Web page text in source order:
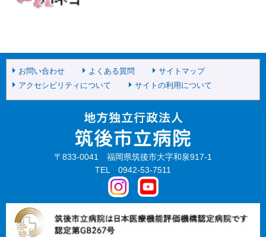
お問い合わせ よくある質問
サイトマップ
アクセシビリティについて
サイトの利用について
〒833-0041 福岡県筑後市大字和泉917-1
TEL 0942-53-7511